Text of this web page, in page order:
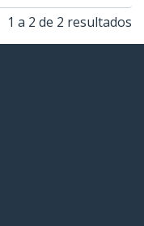
1 a 2 de 2 resultados